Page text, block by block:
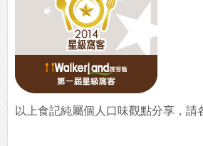
以上食記純屬個人口味觀點分享，請